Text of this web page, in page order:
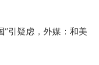
”引疑虑，外媒：和美